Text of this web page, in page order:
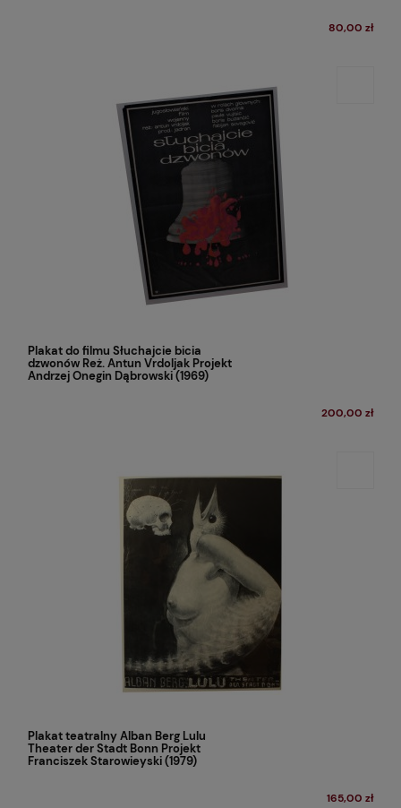
80,00 zł
Plakat do filmu Słuchajcie bicia
dzwonów Reż. Antun Vrdoljak Projekt
Andrzej Onegin Dąbrowski (1969)
200,00 zł
Plakat teatralny Alban Berg Lulu
Theater der Stadt Bonn Projekt
Franciszek Starowieyski (1979)
165,00 zł